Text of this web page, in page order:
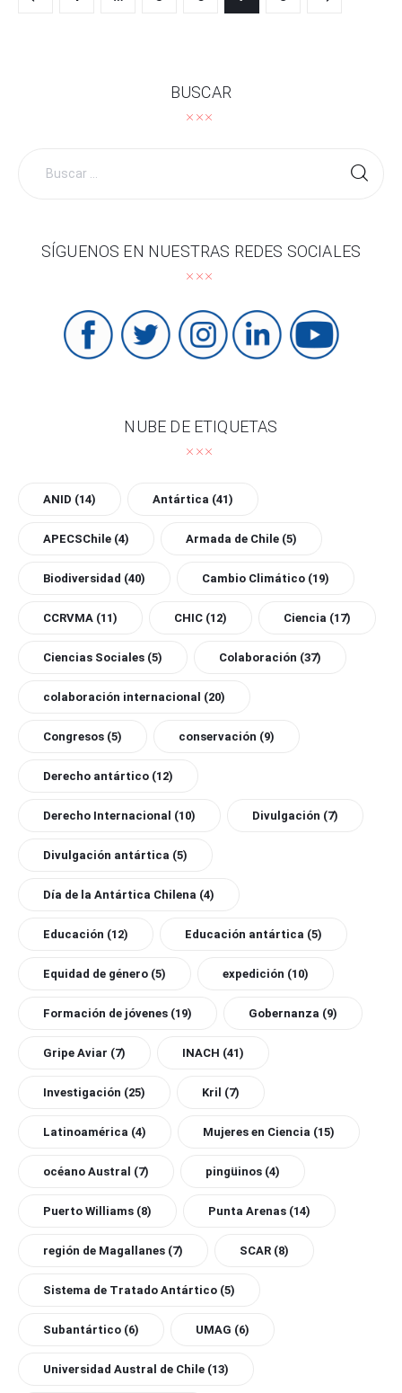
de
BUSCAR
SÍGUENOS EN NUESTRAS REDES SOCIALES
NUBE DE ETIQUETAS
ANID (14) Antártica (41)
APECSChile (4) Armada de Chile (5)
Biodiversidad (40) Cambio Climático (19)
CCRVMA (11) CHIC (12) Ciencia (17)
Ciencias Sociales (5) Colaboración (37)
colaboración internacional (20)
Congresos (5) conservación (9)
Derecho antártico (12)
Derecho Internacional (10) Divulgación (7)
Divulgación antártica (5)
Día de la Antártica Chilena (4)
Educación (12) Educación antártica (5)
Equidad de género (5) expedición (10)
Formación de jóvenes (19) Gobernanza (9)
Gripe Aviar (7) INACH (41)
Investigación (25) Kril (7)
Latinoamérica (4) Mujeres en Ciencia (15)
océano Austral (7) pingüinos (4)
Puerto Williams (8) Punta Arenas (14)
región de Magallanes (7) SCAR (8)
Sistema de Tratado Antártico (5)
Subantártico (6) UMAG (6)
Universidad Austral de Chile (13)